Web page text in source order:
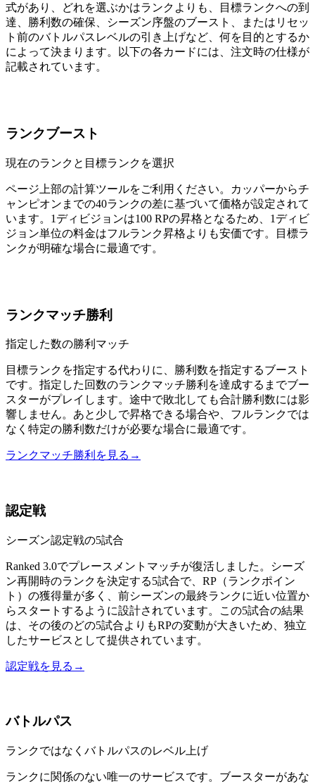
式があり、どれを選ぶかはランクよりも、目標ランクへの到
達、勝利数の確保、シーズン序盤のブースト、またはリセッ
ト前のバトルパスレベルの引き上げなど、何を目的とするか
によって決まります。以下の各カードには、注文時の仕様が
記載されています。
ランクブースト
現在のランクと目標ランクを選択
ページ上部の計算ツールをご利用ください。カッパーからチ
ャンピオンまでの40ランクの差に基づいて価格が設定されて
います。1ディビジョンは100 RPの昇格となるため、1ディビ
ジョン単位の料金はフルランク昇格よりも安価です。目標ラ
ンクが明確な場合に最適です。
ランクマッチ勝利
指定した数の勝利マッチ
目標ランクを指定する代わりに、勝利数を指定するブースト
です。指定した回数のランクマッチ勝利を達成するまでブー
スターがプレイします。途中で敗北しても合計勝利数には影
響しません。あと少しで昇格できる場合や、フルランクでは
なく特定の勝利数だけが必要な場合に最適です。
ランクマッチ勝利を見る →
認定戦
シーズン認定戦の5試合
Ranked 3.0でプレースメントマッチが復活しました。シーズ
ン再開時のランクを決定する5試合で、RP（ランクポイン
ト）の獲得量が多く、前シーズンの最終ランクに近い位置か
らスタートするように設計されています。この5試合の結果
は、その後のどの5試合よりもRPの変動が大きいため、独立
したサービスとして提供されています。
認定戦を見る →
バトルパス
ランクではなくバトルパスのレベル上げ
ランクに関係のない唯一のサービスです。ブースターがあな